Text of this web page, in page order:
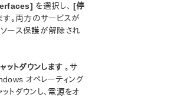
for Windows で保護するシステムの保
Application スクリプトの設定
イルオーバ後のリカバリ作業
for Windows のアンインストール
対象のボリュームで CHKDSK を実行する
を選択し、[停
す。両方のサービスが
ソース保護が解除され
ットダウンします 。サ
オペレーティング
トダウンし、電源をオ